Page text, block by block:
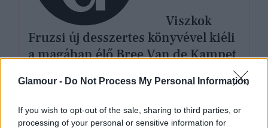
Glamour - Do Not Process My Personal Information
If you wish to opt-out of the sale, sharing to third parties, or
processing of your personal or sensitive information for
Fruzsi új desszertes könyvével kiéli
a magában élő Bree Van de Kampet